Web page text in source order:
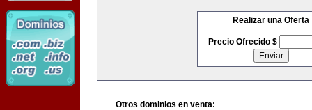
Realizar una Oferta
Precio Ofrecido $
Otros dominios en venta: